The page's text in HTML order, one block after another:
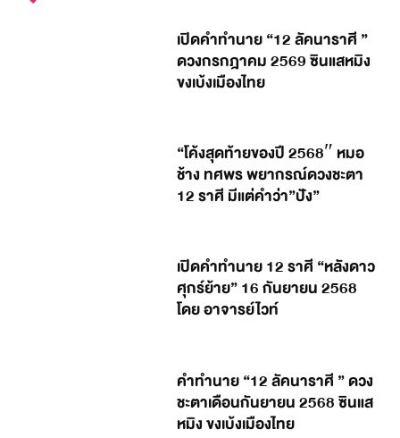
เปิดคำทำนาย “12 ลัคนาราศี ”
ดวงกรกฎาคม 2569 ซินแสหมิง
ขงเบ้งเมืองไทย
“โค้งสุดท้ายของปี 2568″ หมอ
ช้าง ทศพร พยากรณ์ดวงชะตา
12 ราศี มีแต่คำว่า”ปัง”
เปิดคำทำนาย 12 ราศี “หลังดาว
ศุกร์ย้าย” 16 กันยายน 2568
โดย อาจารย์ไวท์
คำทำนาย “12 ลัคนาราศี ” ดวง
ชะตาเดือนกันยายน 2568 ซินแส
หมิง ขงเบ้งเมืองไทย